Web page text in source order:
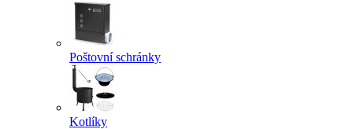
Poštovní schránky
Kotlíky